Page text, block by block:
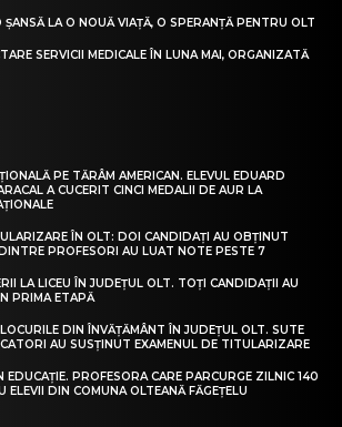
LA O NOUĂ VIAȚĂ, O SPERANȚĂ PENTRU OLT
SERVICII MEDICALE ÎN LUNA MAI, ORGANIZATĂ
PE TĂRÂM AMERICAN. ELEVUL EDUARD
A CUCERIT CINCI MEDALII DE AUR LA
ÎN OLT: DOI CANDIDAȚI AU OBȚINUT
PROFESORI AU LUAT NOTE PESTE 7
LA LICEU ÎN JUDEȚUL OLT. TOȚI CANDIDAȚII AU
PRIMA ETAPĂ
DIN ÎNVĂȚĂMÂNT ÎN JUDEȚUL OLT. SUTE
AU SUSȚINUT EXAMENUL DE TITULARIZARE
EDUCAȚIE. PROFESORA CARE PARCURGE ZILNIC 140
ELEVII DIN COMUNA OLTEANĂ FĂGEȚELU